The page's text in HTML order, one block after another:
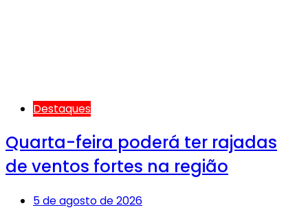
Destaques
Quarta-feira poderá ter rajadas
de ventos fortes na região
5 de agosto de 2026